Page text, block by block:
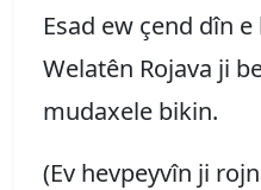
Esad ew çend dîn
Welatên Rojava ji
mudaxele bikin.
(Ev hevpeyvîn ji